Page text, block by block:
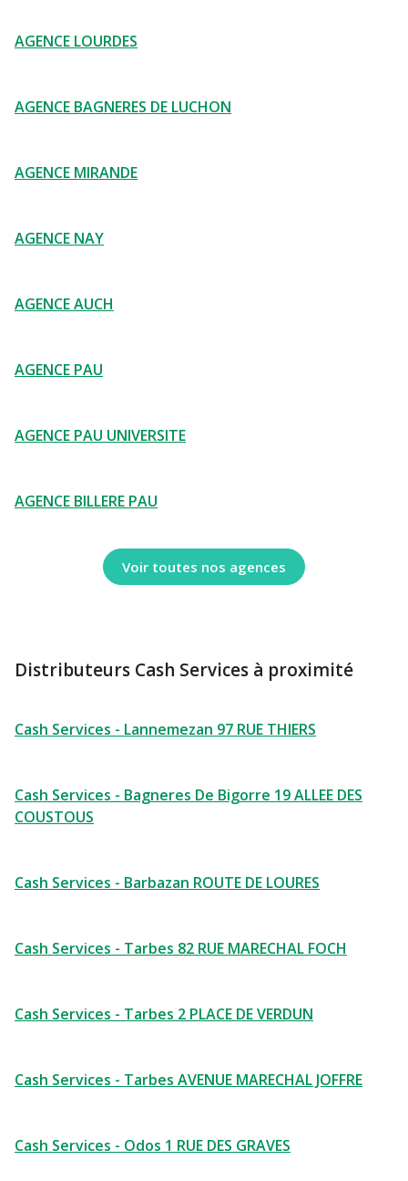
AGENCE LOURDES
AGENCE BAGNERES DE LUCHON
AGENCE MIRANDE
AGENCE NAY
AGENCE AUCH
AGENCE PAU
AGENCE PAU UNIVERSITE
AGENCE BILLERE PAU
Voir toutes nos agences
Distributeurs Cash Services à proximité
Cash Services - Lannemezan 97 RUE THIERS
Cash Services - Bagneres De Bigorre 19 ALLEE DES
COUSTOUS
Cash Services - Barbazan ROUTE DE LOURES
Cash Services - Tarbes 82 RUE MARECHAL FOCH
Cash Services - Tarbes 2 PLACE DE VERDUN
Cash Services - Tarbes AVENUE MARECHAL JOFFRE
Cash Services - Odos 1 RUE DES GRAVES